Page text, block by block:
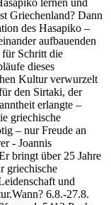
Griechenland? Dann
des Hasapiko –
aufbauenden
Schritt die
dieses
Kultur verwurzelt
den Sirtaki, der
erlangte –
griechische
– nur Freude an
- Joannis
bringt über 25 Jahre
griechische
und
6.8.-27.8.